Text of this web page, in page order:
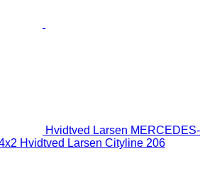
Hvidtved Larsen MERCEDES-
Hvidtved Larsen Cityline 206